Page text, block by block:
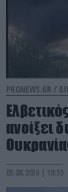
PRONEWS.GR /
ανοίξει
05.08.2026 | 18:55